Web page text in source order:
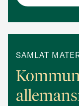
SAMLAT